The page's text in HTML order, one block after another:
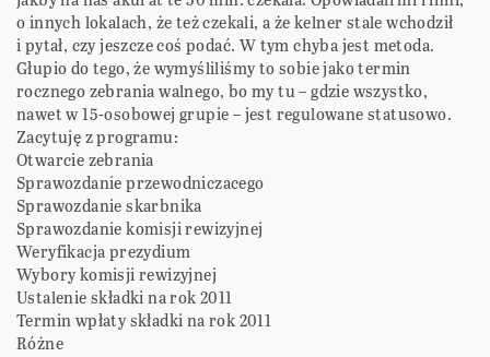
o innych lokalach, że też czekali, a że kelner stale wchodził
i pytał, czy jeszcze coś podać. W tym chyba jest metoda.
Głupio do tego, że wymyśliliśmy to sobie jako termin
rocznego zebrania walnego, bo my tu – gdzie wszystko,
nawet w 15-osobowej grupie – jest regulowane statusowo.
Zacytuję z programu:
Otwarcie zebrania
Sprawozdanie przewodniczacego
Sprawozdanie skarbnika
Sprawozdanie komisji rewizyjnej
Weryfikacja prezydium
Wybory komisji rewizyjnej
Ustalenie składki na rok 2011
Termin wpłaty składki na rok 2011
Różne